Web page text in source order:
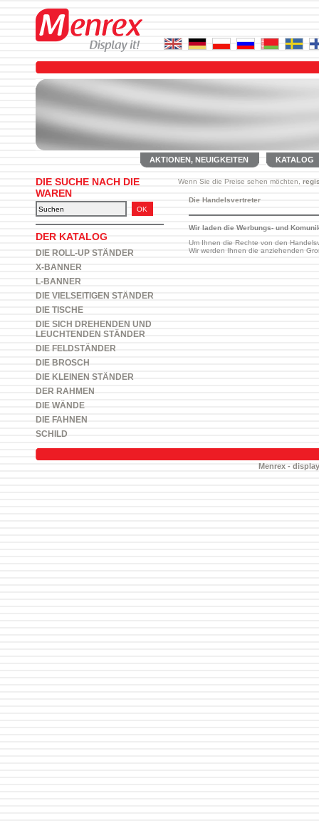
AKTIONEN, NEUIGKEITEN KATALOG
DIE SUCHE NACH DIE
WAREN
DER KATALOG
DIE ROLL-UP STÄNDER
X-BANNER
L-BANNER
DIE VIELSEITIGEN STÄNDER
DIE TISCHE
DIE SICH DREHENDEN UND
LEUCHTENDEN STÄNDER
DIE FELDSTÄNDER
DIE BROSCH
DIE KLEINEN STÄNDER
DER RAHMEN
DIE WÄNDE
DIE FAHNEN
SCHILD
Wenn Sie die Preise sehen möchten,
Die Handelsvertreter
Wir laden die Werbungs- und
Um Ihnen die Rechte von den
Wir werden Ihnen die anziehenden
Menrex -